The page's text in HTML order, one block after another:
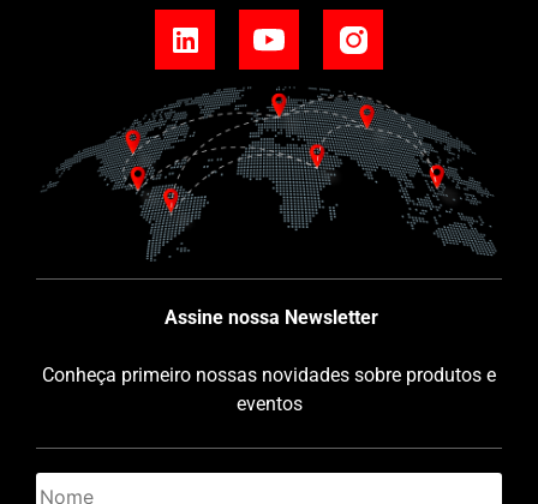
Assine nossa Newsletter
Conheça primeiro nossas novidades sobre produtos e
eventos